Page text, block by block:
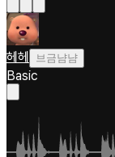
헤헤 브금냠냠
Basic